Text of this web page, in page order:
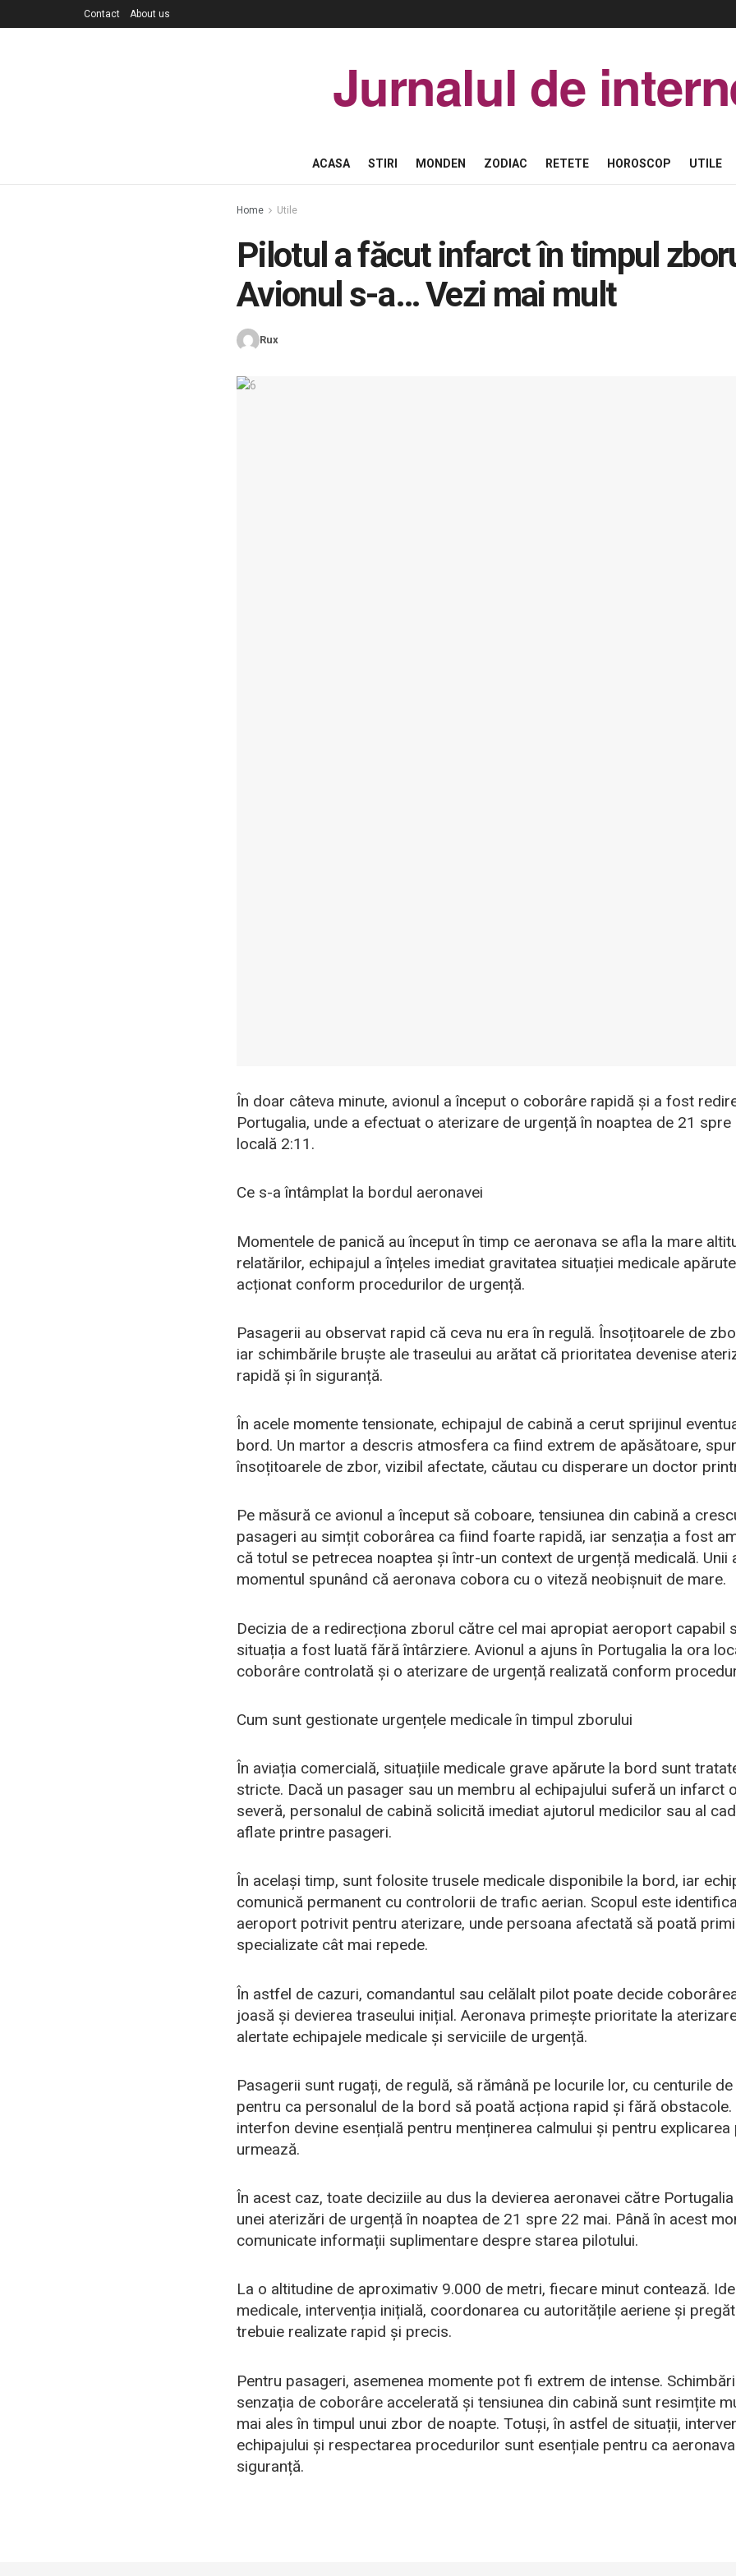
Contact About us
Jurnalul de
ACASA STIRI MONDEN ZODIAC RETETE HOROSCOP UTILE
Home Utile
Pilotul a făcut infarct în timpul
Avionul s-a… Vezi mai mult
Rux
În doar câteva minute, avionul a început o coborâre rapidă și a fost
Portugalia, unde a efectuat o aterizare de urgență în noaptea de 21 spre
locală 2:11.
Ce s-a întâmplat la bordul aeronavei
Momentele de panică au început în timp ce aeronava se afla la mare
relatărilor, echipajul a înțeles imediat gravitatea situației medicale
acționat conform procedurilor de urgență.
Pasagerii au observat rapid că ceva nu era în regulă. Însoțitoarele de
iar schimbările bruște ale traseului au arătat că prioritatea devenise
rapidă și în siguranță.
În acele momente tensionate, echipajul de cabină a cerut sprijinul
bord. Un martor a descris atmosfera ca fiind extrem de apăsătoare,
însoțitoarele de zbor, vizibil afectate, căutau cu disperare un doctor
Pe măsură ce avionul a început să coboare, tensiunea din cabină a
pasageri au simțit coborârea ca fiind foarte rapidă, iar senzația a fost
că totul se petrecea noaptea și într-un context de urgență medicală. Unii
momentul spunând că aeronava cobora cu o viteză neobișnuit de mare.
Decizia de a redirecționa zborul către cel mai apropiat aeroport capabil
situația a fost luată fără întârziere. Avionul a ajuns în Portugalia la ora
coborâre controlată și o aterizare de urgență realizată conform
Cum sunt gestionate urgențele medicale în timpul zborului
În aviația comercială, situațiile medicale grave apărute la bord sunt
stricte. Dacă un pasager sau un membru al echipajului suferă un infarct
severă, personalul de cabină solicită imediat ajutorul medicilor sau al
aflate printre pasageri.
În același timp, sunt folosite trusele medicale disponibile la bord, iar
comunică permanent cu controlorii de trafic aerian. Scopul este
aeroport potrivit pentru aterizare, unde persoana afectată să poată
specializate cât mai repede.
În astfel de cazuri, comandantul sau celălalt pilot poate decide
joasă și devierea traseului inițial. Aeronava primește prioritate la
alertate echipajele medicale și serviciile de urgență.
Pasagerii sunt rugați, de regulă, să rămână pe locurile lor, cu centurile
pentru ca personalul de la bord să poată acționa rapid și fără obstacole.
interfon devine esențială pentru menținerea calmului și pentru
urmează.
În acest caz, toate deciziile au dus la devierea aeronavei către
unei aterizări de urgență în noaptea de 21 spre 22 mai. Până în acest
comunicate informații suplimentare despre starea pilotului.
La o altitudine de aproximativ 9.000 de metri, fiecare minut contează.
medicale, intervenția inițială, coordonarea cu autoritățile aeriene și
trebuie realizate rapid și precis.
Pentru pasageri, asemenea momente pot fi extrem de intense.
senzația de coborâre accelerată și tensiunea din cabină sunt resimțite
mai ales în timpul unui zbor de noapte. Totuși, în astfel de situații,
echipajului și respectarea procedurilor sunt esențiale pentru ca
siguranță.